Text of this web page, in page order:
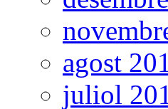
agost
juliol